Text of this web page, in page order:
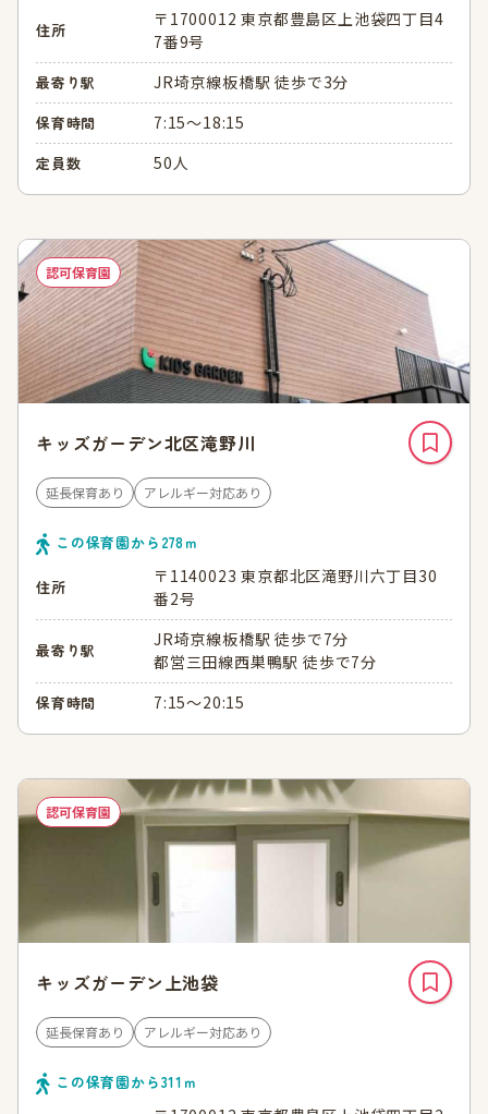
住所
〒1700012 東京都豊島区上池袋四丁目4
7番9号
最寄り駅 JR埼京線板橋駅 徒歩で3分
保育時間 7:15～18:15
定員数 50人
認可保育園
キッズガーデン北区滝野川
延長保育あり アレルギー対応あり
この保育園から 278ｍ
住所
〒1140023 東京都北区滝野川六丁目30
番2号
最寄り駅
JR埼京線板橋駅 徒歩で7分
都営三田線西巣鴨駅 徒歩で7分
保育時間 7:15～20:15
認可保育園
キッズガーデン上池袋
延長保育あり アレルギー対応あり
この保育園から311 ｍ